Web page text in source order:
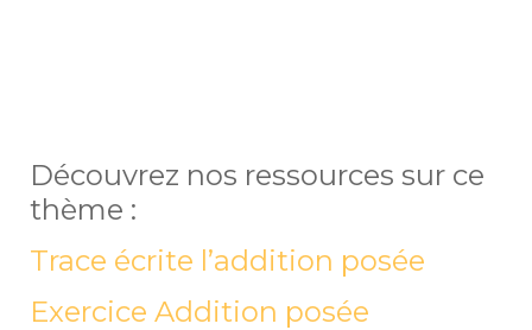
Découvrez nos ressources sur ce
thème :
Trace écrite l’addition posée
Exercice Addition posée